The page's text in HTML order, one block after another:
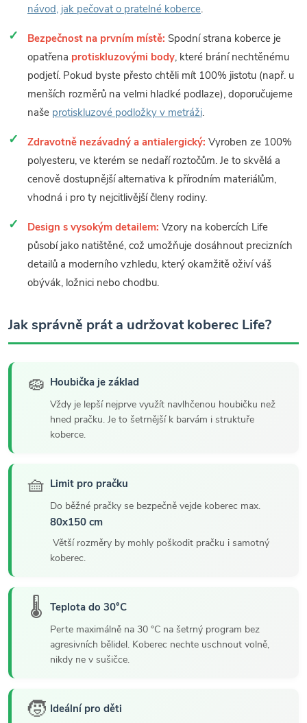
návod, jak pečovat o pratelné koberce.
Bezpečnost na prvním místě: Spodní strana koberce je
opatřena protiskluzovými body, které brání nechtěnému
podjetí. Pokud byste přesto chtěli mít 100% jistotu (např. u
menších rozměrů na velmi hladké podlaze), doporučujeme
naše protiskluzové podložky v metráži.
Zdravotně nezávadný a antialergický: Vyroben ze 100%
polyesteru, ve kterém se nedaří roztočům. Je to skvělá a
cenově dostupnější alternativa k přírodním materiálům,
vhodná i pro ty nejcitlivější členy rodiny.
Design s vysokým detailem: Vzory na kobercích Life
působí jako natištěné, což umožňuje dosáhnout precizních
detailů a moderního vzhledu, který okamžitě oživí váš
obývák, ložnici nebo chodbu.
Jak správně prát a udržovat koberec Life?
🧽 Houbička je základ
Vždy je lepší nejprve využít navlhčenou houbičku než
hned pračku. Je to šetrnější k barvám i struktuře
koberce.
🧺 Limit pro pračku
Do běžné pračky se bezpečně vejde koberec max.
80x150 cm
Větší rozměry by mohly poškodit pračku i samotný
koberec.
🌡️ Teplota do 30°C
Perte maximálně na 30 °C na šetrný program bez
agresivních bělidel. Koberec nechte uschnout volně,
nikdy ne v sušičce.
🧒 Ideální pro děti